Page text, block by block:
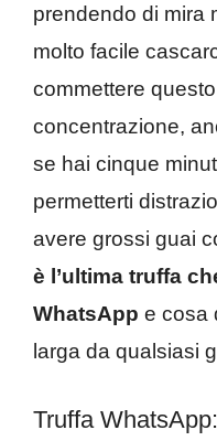
prendendo di mira
molto facile
commettere
concentrazione,
se hai cinque
permetterti
avere grossi guai
è l’ultima truffa
WhatsApp e cosa
larga da qualsiasi
Truffa